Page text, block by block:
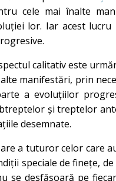
cele mai înalte
lor. Iar acest lucru
calitativ este
manifestări, prin
a evoluțiilor
și treptelor
desemnate.
a tuturor celor care
speciale de finețe,
se desfășoară pe